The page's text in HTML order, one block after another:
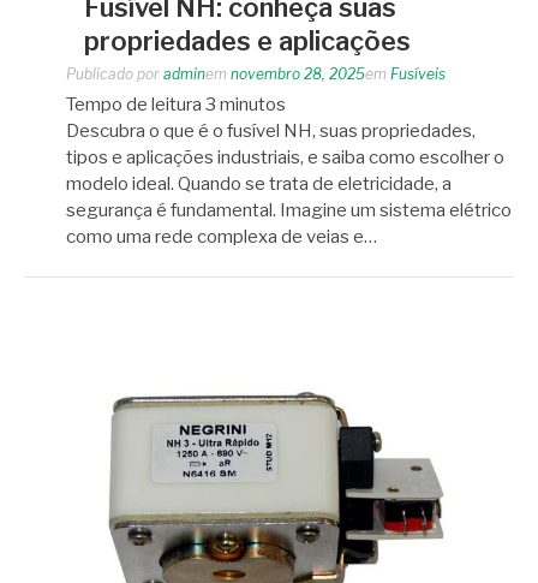
Fusível NH: conheça suas
propriedades e aplicações
Publicado por adminem novembro 28, 2025em Fusíveis
Tempo de leitura 3 minutos
Descubra o que é o fusível NH, suas propriedades,
tipos e aplicações industriais, e saiba como escolher o
modelo ideal. Quando se trata de eletricidade, a
segurança é fundamental. Imagine um sistema elétrico
como uma rede complexa de veias e…